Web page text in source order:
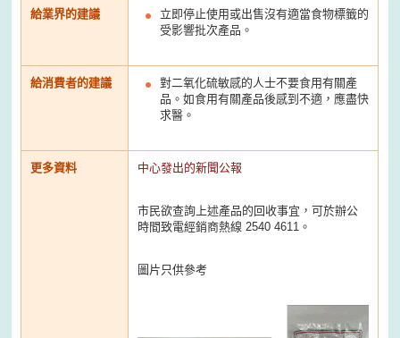
給業界的建議
立即停止使用或出售沒有適當食物標籤的
受影響批次產品。
給消費者的建議
對二氧化硫敏感的人士不要食用有關產
品。如食用有關產品後感到不適，應盡快
求醫。
更多資料 中心發出的新聞公報
市民欲查詢上述產品的回收事宜，可於辦公
時間致電經銷商熱線 2540 4611。
圖片只供參考